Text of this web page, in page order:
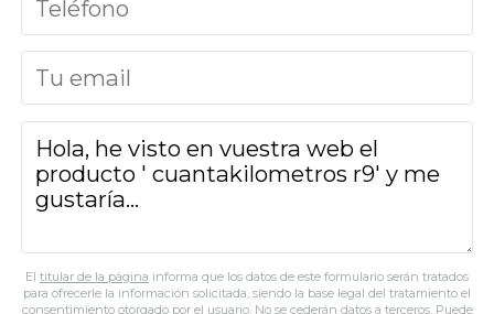
El titular de la página informa que los datos de este formulario serán tratados
para ofrecerle la información solicitada, siendo la base legal del tratamiento el
consentimiento otorgado por el usuario. No se cederán datos a terceros. Puede